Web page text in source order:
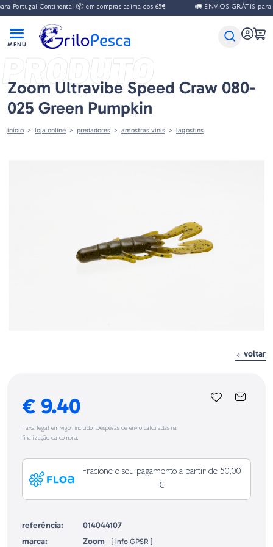
Continental 📦 em compras acima dos 65€ 🚛 ENVIOS GRÁTIS para
PRODUTO
Zoom Ultravibe Speed Craw 080-
025 Green Pumpkin
início loja online predadores amostras vinis lagostins
voltar
€ 9.40
Taxa legal em vigor incluído. Despesas de envio calculadas na
finalização da compra.
Fracione o seu pagamento a partir de 50,00
€
referência:
014044107
marca:
Zoom [ info GPSR ]